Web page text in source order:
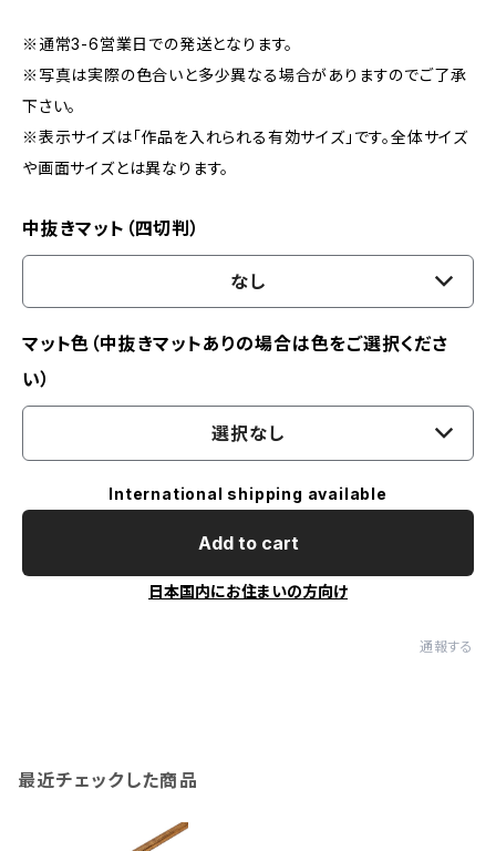
※通常3-6営業日での発送となります。
※写真は実際の色合いと多少異なる場合がありますのでご了承
下さい。
※表示サイズは「作品を入れられる有効サイズ」です。全体サイズ
や画面サイズとは異なります。
中抜きマット（四切判）
なし
マット色（中抜きマットありの場合は色をご選択くださ
い）
選択なし
International shipping available
Add to cart
日本国内にお住まいの方向け
通報する
最近チェックした商品